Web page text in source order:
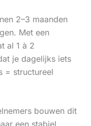
2–3 maanden
Met een
al 1 à 2
je dagelijks iets
= structureel
bouwen dit